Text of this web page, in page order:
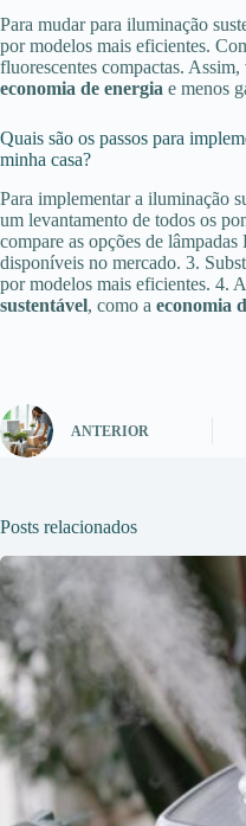
Para mudar para iluminação
por modelos mais eficientes.
fluorescentes compactas.
economia de energia e menos
Quais são os passos para
minha casa?
Para implementar a iluminação
um levantamento de todos os
compare as opções de
disponíveis no mercado. 3.
por modelos mais eficientes. 4.
sustentável, como a economia
ANTERIOR
Posts relacionados